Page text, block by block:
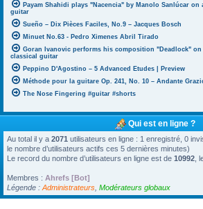
Payam Shahidi plays "Nacencia" by Manolo Sanlúcar on
guitar
Sueño – Dix Pièces Faciles, No.9 – Jacques Bosch
Minuet No.63 - Pedro Ximenes Abril Tirado
Goran Ivanovic performs his composition "Deadlock" on
classical guitar
Peppino D'Agostino – 5 Advanced Etudes | Preview
Méthode pour la guitare Op. 241, No. 10 – Andante
The Nose Fingering #guitar #shorts
Qui est en ligne ?
Au total il y a 2071 utilisateurs en ligne : 1 enregistré, 0
le nombre d’utilisateurs actifs ces 5 dernières minutes)
Le record du nombre d’utilisateurs en ligne est de 10992 ,
Membres : Ahrefs [Bot]
Légende : Administrateurs Modérateurs globaux